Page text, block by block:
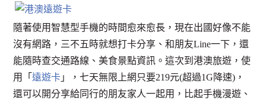
隨著使用智慧型手機的時間愈來愈長，現在出國好像不能
沒有網路，三不五時就想打卡分享、和朋友Line一下，還
能隨時查交通路線、美食景點資訊。這次到港澳旅遊，使
用「遠遊卡 」，七天無限上網只要219元(超過1G降速)，
還可以開分享給同行的朋友家人一起用，比起手機漫遊、